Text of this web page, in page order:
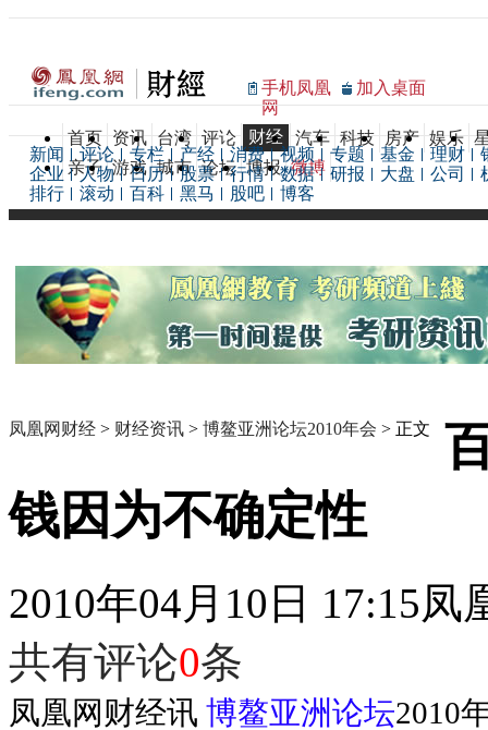
手机凤凰
网
加入桌面
首页 资讯 台湾 评论 财经 汽车 科技 房产 娱乐
亲子 游戏 城市 论坛 博报 微博
新闻 评论 专栏 产经 消费 视频 专题 基金 理财
企业
人物 日历 股票 行情 数据 研报 大盘 公司
排行
滚动 百科 黑马 股吧 博客
凤凰网财经 > 财经资讯 > 博鳌亚洲论坛2010年会 > 正文
钱因为不确定性
2010年04月10日 17:15凤
共有评论0条
凤凰网财经讯 博鳌亚洲论坛2010